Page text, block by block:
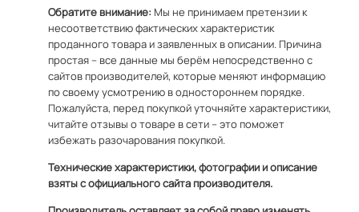
Обратите внимание: Мы не принимаем претензии к
несоответствию фактических характеристик
проданного товара и заявленных в описании. Причина
простая – все данные мы берём непосредственно с
сайтов производителей, которые меняют информацию
по своему усмотрению в одностороннем порядке.
Пожалуйста, перед покупкой уточняйте характеристики,
читайте отзывы о товаре в сети – это поможет
избежать разочарования покупкой.
Технические характеристики, фотографии и описание
взяты с официального сайта производителя.